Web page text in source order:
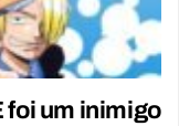
foi um inimigo